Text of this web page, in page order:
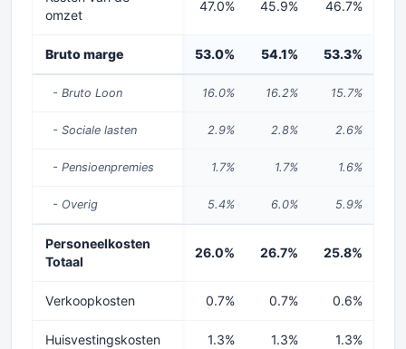
omzet
47.0% 45.9% 46.7%
Bruto marge 53.0% 54.1% 53.3%
- Bruto Loon 16.0% 16.2% 15.7%
- Sociale lasten 2.9% 2.8% 2.6%
- Pensioenpremies 1.7% 1.7% 1.6%
- Overig 5.4% 6.0% 5.9%
Personeelkosten
Totaal
26.0% 26.7% 25.8%
Verkoopkosten 0.7% 0.7% 0.6%
Huisvestingskosten 1.3% 1.3% 1.3%